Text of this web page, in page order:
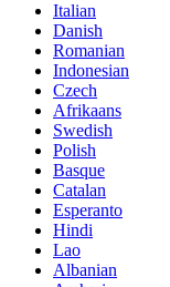
Italian
Danish
Romanian
Indonesian
Czech
Afrikaans
Swedish
Polish
Basque
Catalan
Esperanto
Hindi
Lao
Albanian